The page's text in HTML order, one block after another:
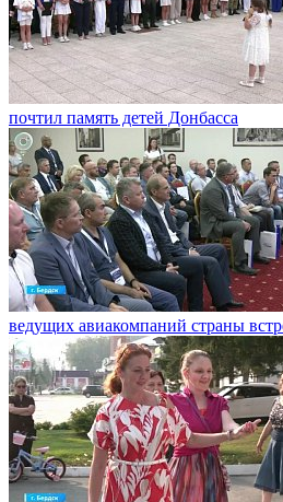
почтил память детей Донбасса
ведущих авиакомпаний страны